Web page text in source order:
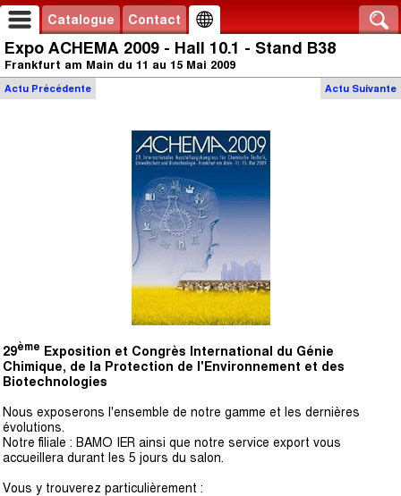
Catalogue Contact
Expo ACHEMA 2009 - Hall 10.1 - Stand B38
Frankfurt am Main du 11 au 15 Mai 2009
Actu Suivante
Actu Précédente
29ème
Exposition et Congrès International du Génie
Chimique, de la Protection de l'Environnement et des
Biotechnologies
Nous exposerons l'ensemble de notre gamme et les dernières
évolutions.
Notre filiale : BAMO IER ainsi que notre service export vous
accueillera durant les 5 jours du salon.
Vous y trouverez particulièrement :